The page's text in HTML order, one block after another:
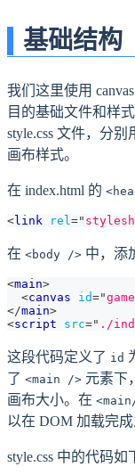
基础结构
我们这里使用
目的基础文件和样
style.css 文件，分
画布样式。
在 index.html 的
<link rel ="
在 <body /> 中，添
<main>
<canvas id="
</main>
<script src=" ./
这段代码定义了 id
了 <main /> 元素下
画布大小。在
以在 DOM 加载完成
style.css 中的代码如